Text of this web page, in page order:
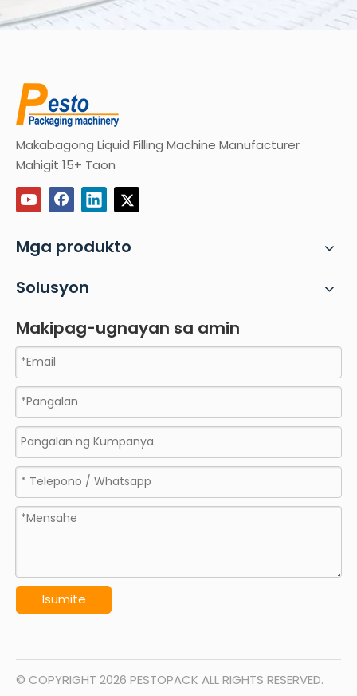
Makabagong Liquid Filling Machine Manufacturer
Mahigit 15+ Taon
Mga produkto
Solusyon
Makipag-ugnayan sa amin
Isumite
© COPYRIGHT 2026 PESTOPACK ALL RIGHTS RESERVED.